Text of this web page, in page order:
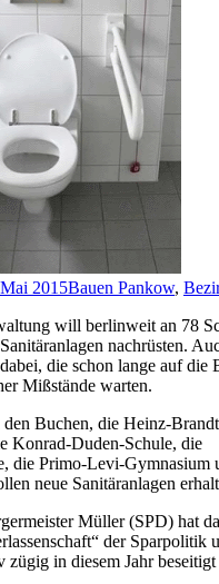
2015Bauen Pankow,
will berlinweit an 78
nachrüsten.
die schon lange auf die
Mißstände warten.
Buchen, die Heinz-
Konrad-Duden-Schule, die
die Primo-Levi-Gymnasium
neue Sanitäranlagen
Müller (SPD) hat
der Sparpolitik
zügig in diesem Jahr